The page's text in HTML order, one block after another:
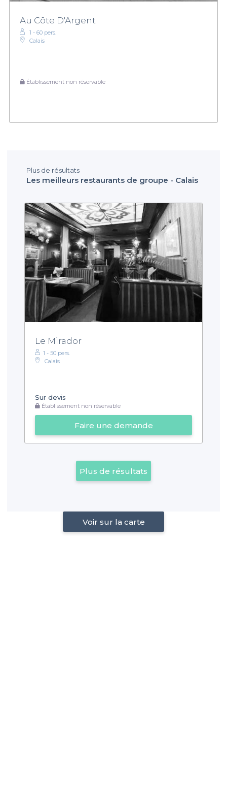
Au Côte D'Argent
1 - 60 pers.
Calais
Établissement non réservable
Plus de résultats
Les meilleurs restaurants de groupe - Calais
Le Mirador
1 - 50 pers.
Calais
Sur devis
Établissement non réservable
Faire une demande
Plus de résultats
Voir sur la carte